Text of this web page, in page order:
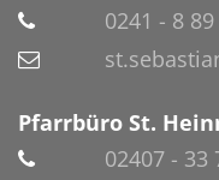
0241 - 8
Pfarrbüro St.
02407 - 33